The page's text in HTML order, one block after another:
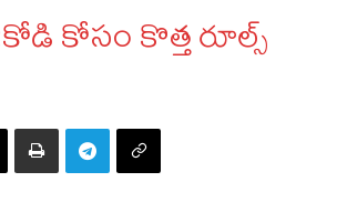
కోసం కొత్త రూల్స్